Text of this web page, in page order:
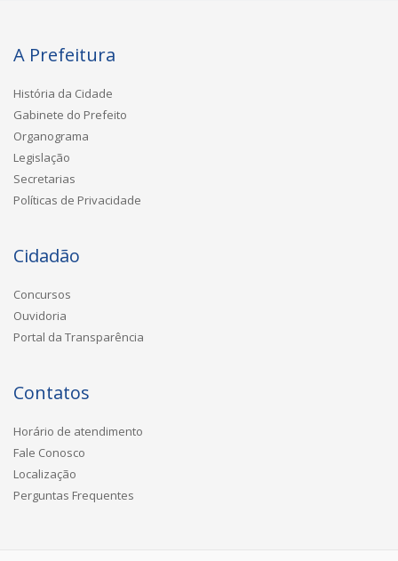
A Prefeitura
História da Cidade
Gabinete do Prefeito
Organograma
Legislação
Secretarias
Políticas de Privacidade
Cidadão
Concursos
Ouvidoria
Portal da Transparência
Contatos
Horário de atendimento
Fale Conosco
Localização
Perguntas Frequentes